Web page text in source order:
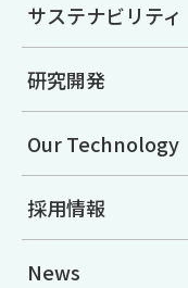
サステナビリティ
研究開発
Our Technology
採用情報
News